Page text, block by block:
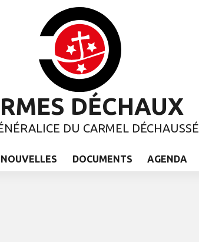
DÉCHAUX
DU CARMEL DÉCHAUSSÉ
NOUVELLES DOCUMENTS AGENDA